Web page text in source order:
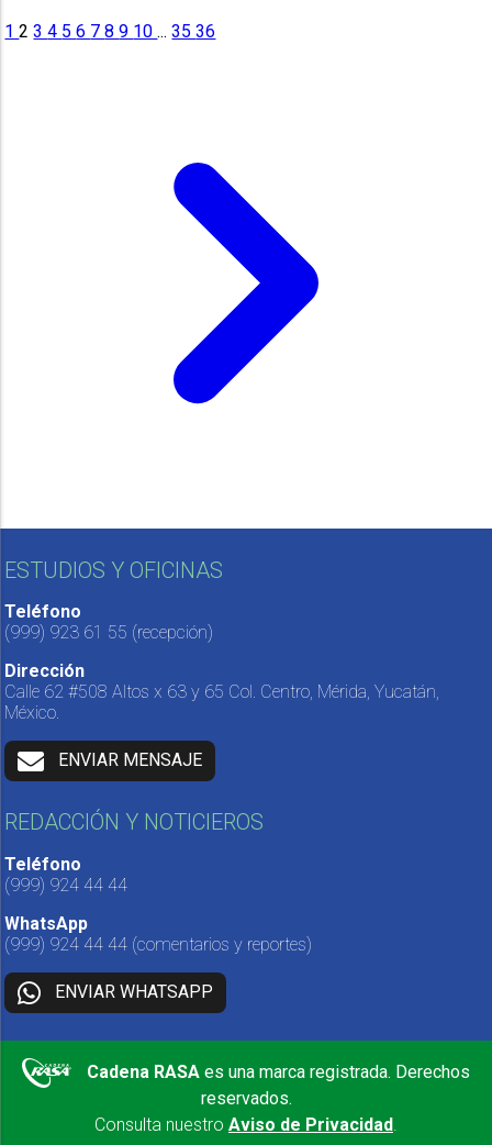
12 34 56 789 10... 3536
ESTUDIOS Y OFICINAS
Teléfono
(999) 923 61 55 (recepción)
Dirección
Calle 62 #508 Altos x 63 y 65 Col. Centro, Mérida, Yucatán,
México.
ENVIAR MENSAJE
REDACCIÓN Y NOTICIEROS
Teléfono
(999) 924 44 44
WhatsApp
(999) 924 44 44 (comentarios y reportes)
ENVIAR WHATSAPP
Cadena RASA es una marca registrada. Derechos
reservados.
Consulta nuestro Aviso de Privacidad.